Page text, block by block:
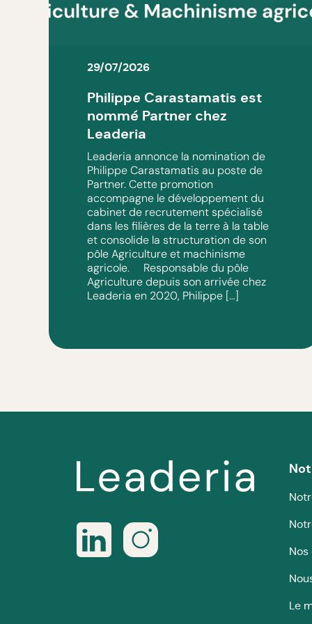
29/07/2026
Philippe Carastamatis est
nommé Partner chez
Leaderia
Leaderia annonce la nomination de
Philippe Carastamatis au poste de
Partner. Cette promotion
accompagne le développement du
cabinet de recrutement spécialisé
dans les filières de la terre à la table
et consolide la structuration de son
pôle Agriculture et machinisme
agricole. Responsable du pôle
Agriculture depuis son arrivée chez
Leaderia en 2020, Philippe […]
Le